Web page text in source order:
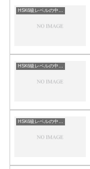
HSK6級レベルの中国語
HSK6級レベルの中国語
HSK6級レベルの中国語